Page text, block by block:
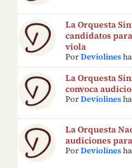
La Orquesta
candidatos
viola
PorDeviolines
La Orquesta
convoca
PorDeviolines
La Orquesta
audiciones
PorDeviolines